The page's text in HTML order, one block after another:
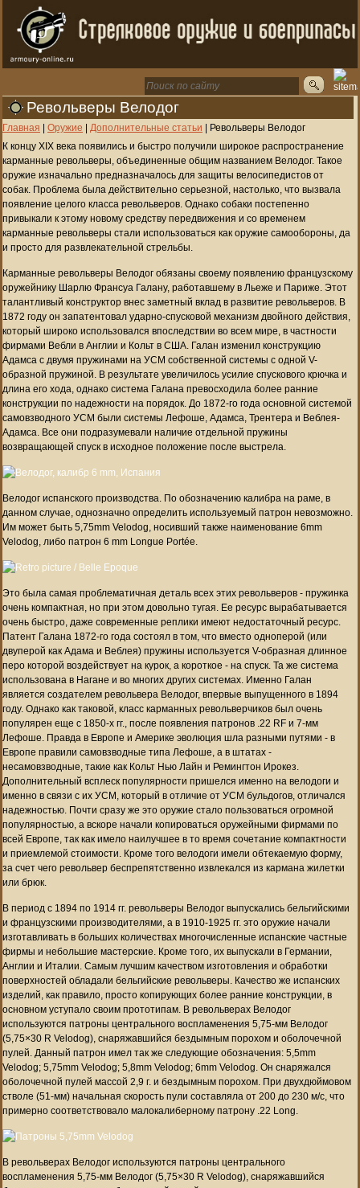
Револьверы Велодог
Главная | Оружие | Дополнительные статьи | Револьверы Велодог
К концу XIX века появились и быстро получили широкое распространение
карманные револьверы, объединенные общим названием Велодог. Такое
оружие изначально предназначалось для защиты велосипедистов от
собак. Проблема была действительно серьезной, настолько, что вызвала
появление целого класса револьверов. Однако собаки постепенно
привыкали к этому новому средству передвижения и со временем
карманные револьверы стали использоваться как оружие самообороны, да
и просто для развлекательной стрельбы.
Карманные револьверы Велодог обязаны своему появлению французскому
оружейнику Шарлю Франсуа Галану, работавшему в Льеже и Париже. Этот
талантливый конструктор внес заметный вклад в развитие револьверов. В
1872 году он запатентовал ударно-спусковой механизм двойного действия,
который широко использовался впоследствии во всем мире, в частности
фирмами Вебли в Англии и Кольт в США. Галан изменил конструкцию
Адамса с двумя пружинами на УСМ собственной системы с одной V-
образной пружиной. В результате увеличилось усилие спускового крючка и
длина его хода, однако система Галана превосходила более ранние
конструкции по надежности на порядок. До 1872-го года основной системой
самовзводного УСМ были системы Лефоше, Адамса, Трентера и Веблея-
Адамса. Все они подразумевали наличие отдельной пружины
возвращающей спуск в исходное положение после выстрела.
Велодог испанского производства. По обозначению калибра на раме, в
данном случае, однозначно определить используемый патрон невозможно.
Им может быть 5,75mm Velodog, носивший также наименование 6mm
Velodog, либо патрон 6 mm Longue Portée.
Это была самая проблематичная деталь всех этих револьверов - пружинка
очень компактная, но при этом довольно тугая. Ее ресурс вырабатывается
очень быстро, даже современные реплики имеют недостаточный ресурс.
Патент Галана 1872-го года состоял в том, что вместо одноперой (или
двуперой как Адама и Веблея) пружины используется V-образная длинное
перо которой воздействует на курок, а короткое - на спуск. Та же система
использована в Нагане и во многих других системах. Именно Галан
является создателем револьвера Велодог, впервые выпущенного в 1894
году. Однако как таковой, класс карманных револьверчиков был очень
популярен еще с 1850-х гг., после появления патронов .22 RF и 7-мм
Лефоше. Правда в Европе и Америке эволюция шла разными путями - в
Европе правили самовзводные типа Лефоше, а в штатах -
несамовзводные, такие как Кольт Нью Лайн и Ремингтон Ирокез.
Дополнительный всплеск популярности пришелся именно на велодоги и
именно в связи с их УСМ, который в отличие от УСМ бульдогов, отличался
надежностью. Почти сразу же это оружие стало пользоваться огромной
популярностью, а вскоре начали копироваться оружейными фирмами по
всей Европе, так как имело наилучшее в то время сочетание компактности
и приемлемой стоимости. Кроме того велодоги имели обтекаемую форму,
за счет чего револьвер беспрепятственно извлекался из кармана жилетки
или брюк.
В период с 1894 по 1914 гг. револьверы Велодог выпускались бельгийскими
и французскими производителями, а в 1910-1925 гг. это оружие начали
изготавливать в больших количествах многочисленные испанские частные
фирмы и небольшие мастерские. Кроме того, их выпускали в Германии,
Англии и Италии. Самым лучшим качеством изготовления и обработки
поверхностей обладали бельгийские револьверы. Качество же испанских
изделий, как правило, просто копирующих более ранние конструкции, в
основном уступало своим прототипам. В револьверах Велодог
используются патроны центрального воспламенения 5,75-мм Велодог
(5,75×30 R Velodog), снаряжавшийся бездымным порохом и оболочечной
пулей. Данный патрон имел так же следующие обозначения: 5,5mm
Velodog; 5,75mm Velodog; 5,8mm Velodog; 6mm Velodog. Он снаряжался
оболочечной пулей массой 2,9 г. и бездымным порохом. При двухдюймовом
стволе (51-мм) начальная скорость пули составляла от 200 до 230 м/c, что
примерно соответствовало малокалиберному патрону .22 Long.
В револьверах Велодог используются патроны центрального
воспламенения 5,75-мм Велодог (5,75×30 R Velodog), снаряжавшийся